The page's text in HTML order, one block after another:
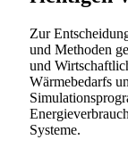
Zur
und Methoden
und
Wärmebedarfs
Systeme.